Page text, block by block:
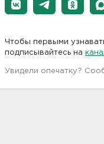
Чтобы первыми
подписывайтесь на
Увидели опечатку?